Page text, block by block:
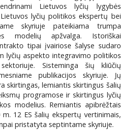
Lietuvos lyčių lygybės
lyčių politikos ekspertų bei
skyriuje pateikiama trumpa
modelių apžvalga. Istoriškai
tipai įvairiose šalyse sudaro
lyčių aspekto integravimo politikos
Sisteminga šių kliūčių
publikacijos skyriuje. Jų
skirtingas, lemiantis skirtingus šalių
programose ir skirtingus lyčių
modelius. Remiantis apibrėžtais
12 ES šalių ekspertų vertinimais,
pristatyta septintame skyriuje.